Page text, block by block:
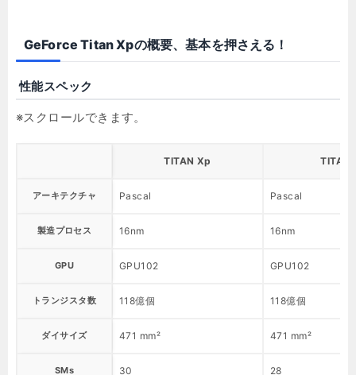
GeForce Titan Xpの概要、基本を押さえる！
性能スペック
TITAN Xp TITAN
アーキテクチャ Pascal Pascal
製造プロセス 16nm 16nm
GPU GPU102 GPU102
トランジスタ数 118億個 118億個
ダイサイズ 471 mm² 471 mm²
SMs 30 28